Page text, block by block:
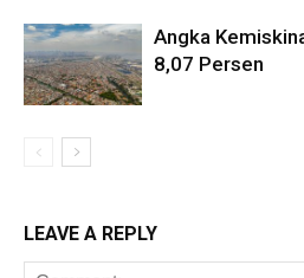
Angka
8,07 Persen
LEAVE A REPLY